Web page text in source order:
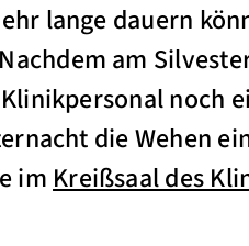
lange dauern
am
noch
die Wehen
imKreißsaal des